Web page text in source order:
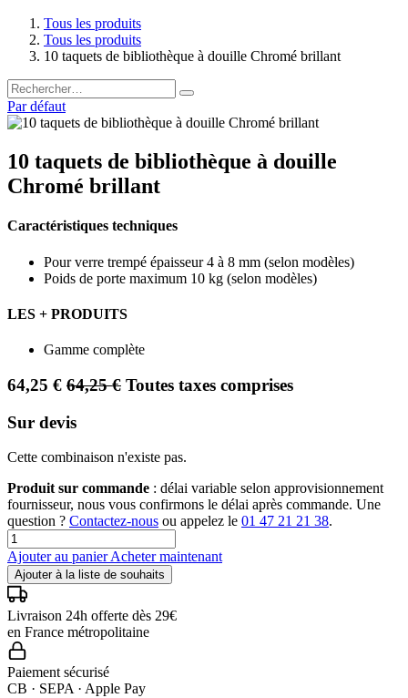
Tous les produits
Tous les produits
10 taquets de bibliothèque à douille Chromé brillant
Par défaut
10 taquets de bibliothèque à douille
Chromé brillant
Caractéristiques techniques
Pour verre trempé épaisseur 4 à 8 mm (selon modèles)
Poids de porte maximum 10 kg (selon modèles)
LES + PRODUITS
Gamme complète
64,25 € 64,25€ Toutes taxes comprises
Sur devis
Cette combinaison n'existe pas.
Produit sur commande : délai variable selon approvisionnement
fournisseur, nous vous confirmons le délai après commande. Une
question ? Contactez-nous ou appelez le 01 47 21 21 38.
Ajouter au panierAcheter maintenant
Ajouter à la liste de souhaits
Livraison 24h offerte dès 29€
en France métropolitaine
Paiement sécurisé
CB · SEPA · Apple Pay